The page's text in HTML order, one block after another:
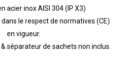
acier inox AISI 304 (IP X3)
le respect de normatives (CE)
en vigueur.
séparateur de sachets non inclus.